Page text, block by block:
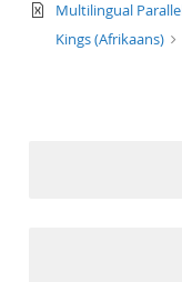
text/xml
Multilingual
Kings (Afrikaans)